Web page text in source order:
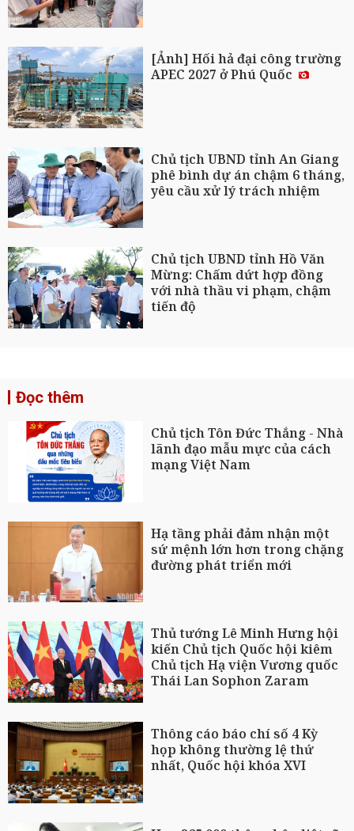
[Ảnh] Hối hả đại công trường
APEC 2027 ở Phú Quốc
Chủ tịch UBND tỉnh An Giang
phê bình dự án chậm 6 tháng,
yêu cầu xử lý trách nhiệm
Chủ tịch UBND tỉnh Hồ Văn
Mừng: Chấm dứt hợp đồng
với nhà thầu vi phạm, chậm
tiến độ
Đọc thêm
Chủ tịch Tôn Đức Thắng - Nhà
lãnh đạo mẫu mực của cách
mạng Việt Nam
Hạ tầng phải đảm nhận một
sứ mệnh lớn hơn trong chặng
đường phát triển mới
Thủ tướng Lê Minh Hưng hội
kiến Chủ tịch Quốc hội kiêm
Chủ tịch Hạ viện Vương quốc
Thái Lan Sophon Zaram
Thông cáo báo chí số 4 Kỳ
họp không thường lệ thứ
nhất, Quốc hội khóa XVI